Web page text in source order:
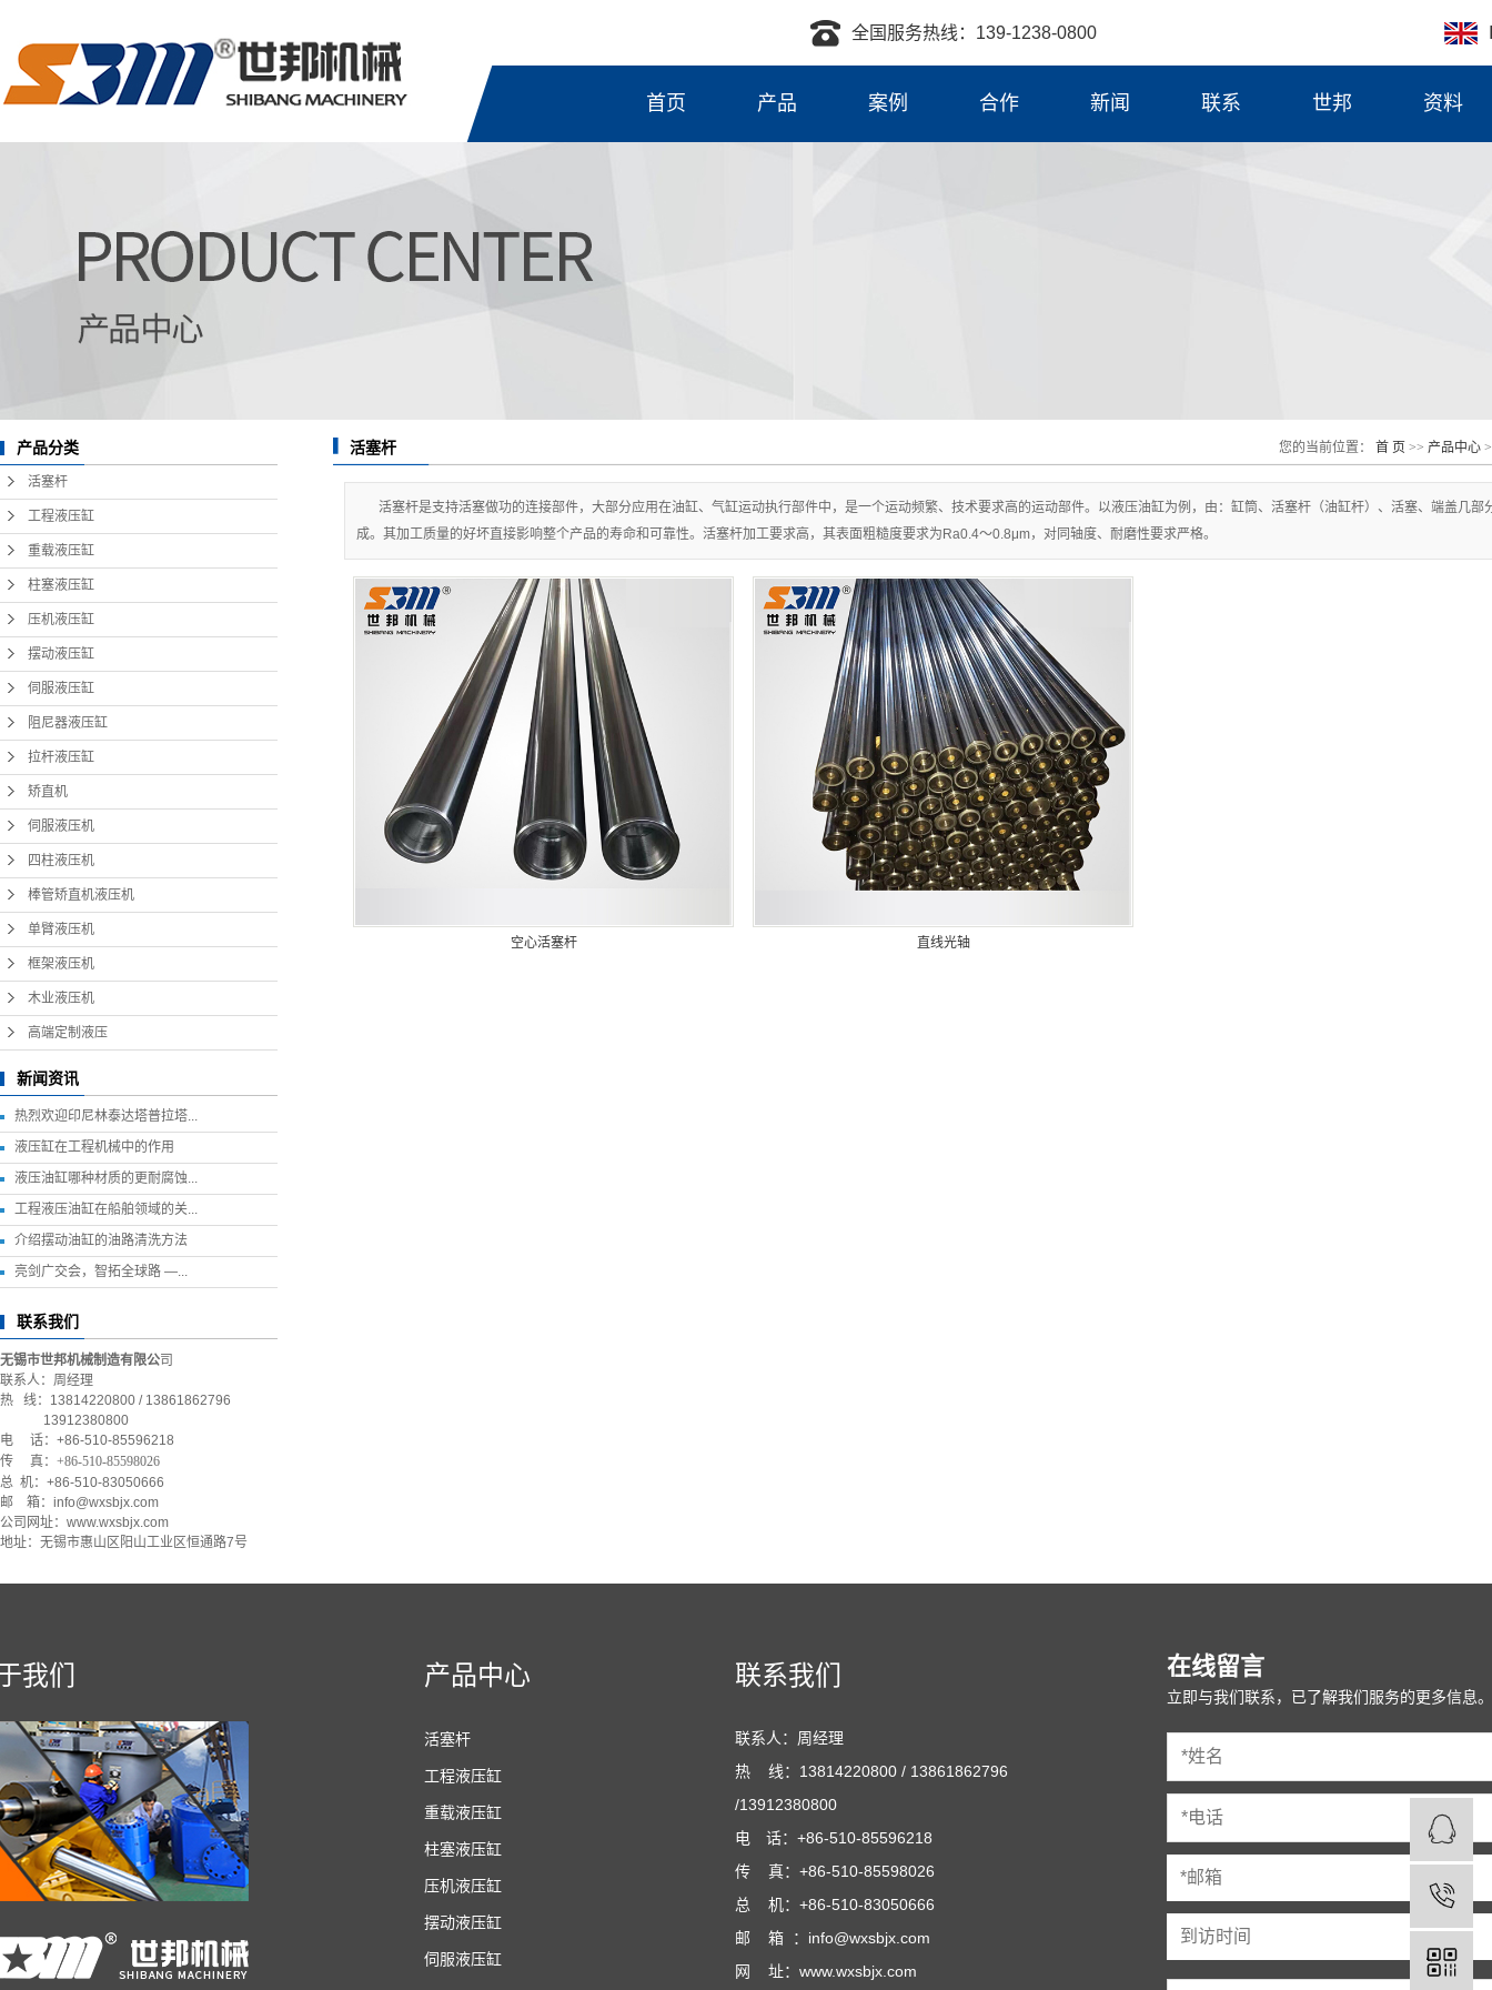
全国服务热线：139-1238-0800
首页 产品
伺服液压缸
阻尼器液压
缸
拉杆液压缸
矫直机
伺服液压机
四柱液压机
框架液压机
木业液压机
高端定制液
案例 合作 新闻 联系 世邦 资料
产品分类
活塞杆
工程液压缸
重载液压缸
柱塞液压缸
压机液压缸
摆动液压缸
伺服液压缸
阻尼器液压缸
拉杆液压缸
矫直机
伺服液压机
四柱液压机
棒管矫直机液压机
单臂液压机
框架液压机
木业液压机
高端定制液压
新闻资讯
热烈欢迎印尼林泰达塔普拉塔...
液压缸在工程机械中的作用
液压油缸哪种材质的更耐腐蚀...
工程液压油缸在船舶领域的关...
介绍摆动油缸的油路清洗方法
亮剑广交会，智拓全球路 —...
联系我们
无锡市世邦机械制造有限公司
联系人：周经理
热 线：13814220800 / 13861862796
13912380800
电 话：+86-510-85596218
传 真： +86-510-85598026
总 机：+86-510-83050666
邮 箱：info@wxsbjx.com
公司网址：www.wxsbjx.com
地址：无锡市惠山区阳山工业区恒通路7号
活塞杆 您的当前位置： 首 页 >> 产品中心
活塞杆是支持活塞做功的连接部件，大部分应用在油缸、气缸运动执行部件中，是一个运动频繁、技术要求高的运动部件。以液压油缸为例，由：缸筒、活塞杆（油缸杆）、活塞、端盖几部
成。其加工质量的好坏直接影响整个产品的寿命和可靠性。活塞杆加工要求高，其表面粗糙度要求为Ra0.4～0.8μm，对同轴度、耐磨性要求严格。
空心活塞杆 直线光轴
我们 产品中心
活塞杆
工程液压缸
重载液压缸
柱塞液压缸
压机液压缸
摆动液压缸
伺服液压缸
联系我们
联系人：周经理
热 线：13814220800 / 13861862796
/13912380800
电 话：+86-510-85596218
传 真：+86-510-85598026
总 机：+86-510-83050666
邮 箱 ：info@wxsbjx.com
网 址：www.wxsbjx.com
在线留言
立即与我们联系，已了解我们服务的更多信息。